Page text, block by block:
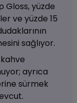
Gloss, yüzde
ve yüzde 15
sağlıyor.
ayrıca
sürmek